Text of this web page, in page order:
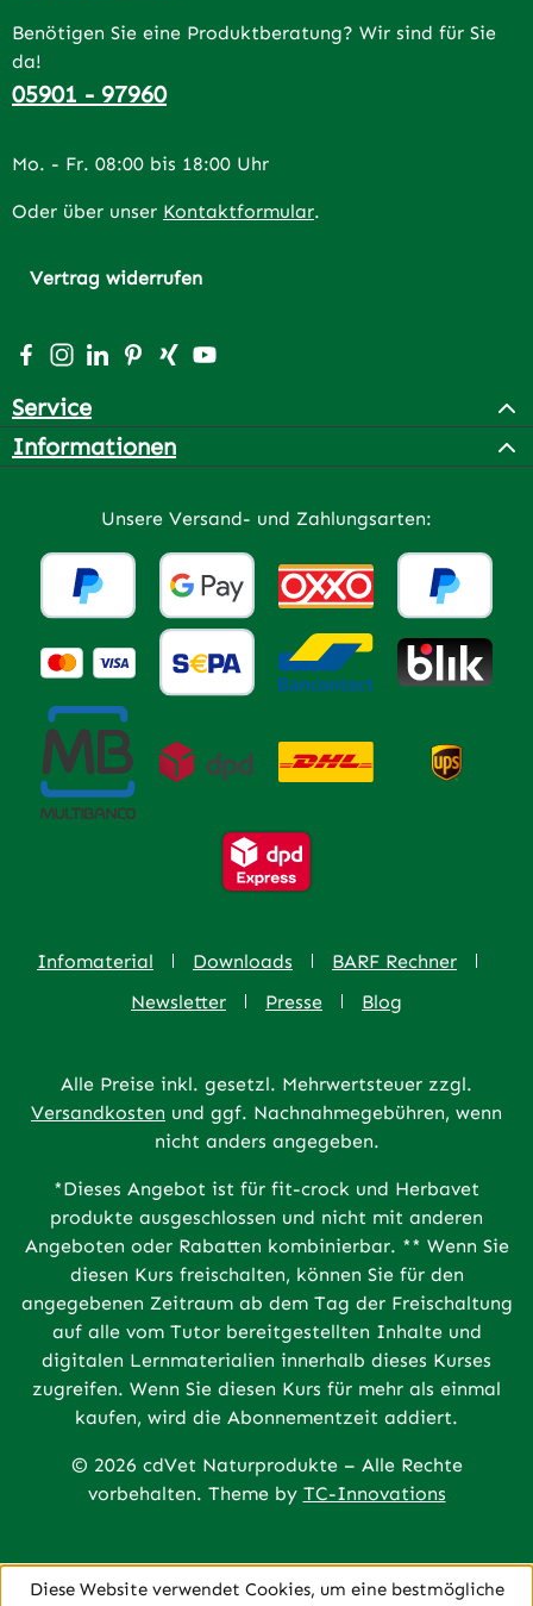
Benötigen Sie eine Produktberatung? Wir sind für Sie
da!
05901 - 97960
Mo. - Fr. 08:00 bis 18:00 Uhr
Oder über unser Kontaktformular.
Vertrag widerrufen
Besuche uns auf Facebook – öffnet in neuem Tab
Schau auf Instagram vorbei – öffnet in neuem Tab
Vernetze dich mit uns auf LinkedIn – öffnet in
Lass dich auf Pinterest inspirieren – öffnet
Vernetze dich mit uns auf Xing – öffnet
Sieh dir unsere Videos auf YouTube
Service
Informationen
Unsere Versand- und Zahlungsarten:
Infomaterial Downloads
BARF Rechner
Newsletter
Presse Blog
Alle Preise inkl. gesetzl. Mehrwertsteuer zzgl.
Versandkosten und ggf. Nachnahmegebühren, wenn
nicht anders angegeben.
*Dieses Angebot ist für fit-crock und Herbavet
produkte ausgeschlossen und nicht mit anderen
Angeboten oder Rabatten kombinierbar. ** Wenn Sie
diesen Kurs freischalten, können Sie für den
angegebenen Zeitraum ab dem Tag der Freischaltung
auf alle vom Tutor bereitgestellten Inhalte und
digitalen Lernmaterialien innerhalb dieses Kurses
zugreifen. Wenn Sie diesen Kurs für mehr als einmal
kaufen, wird die Abonnementzeit addiert.
© 2026 cdVet Naturprodukte – Alle Rechte
vorbehalten. Theme by TC-Innovations
Diese Website verwendet Cookies, um eine bestmögliche